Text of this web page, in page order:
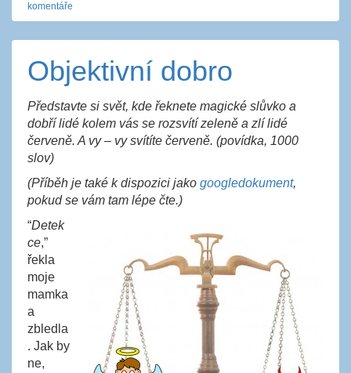
komentáře
Objektivní dobro
Představte si svět, kde řeknete magické slůvko a
dobří lidé kolem vás se rozsvítí zeleně a zlí lidé
červeně. A vy – vy svítíte červeně. (povídka, 1000
slov)
(Příběh je také k dispozici jako googledokument,
pokud se vám tam lépe čte.)
“Detek
ce,”
řekla
moje
mamka
a
zbledla
. Jak by
ne,